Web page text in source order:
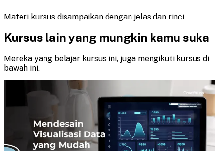
Materi kursus disampaikan dengan jelas dan rinci.
Kursus lain yang mungkin kamu suka
Mereka yang belajar kursus ini, juga mengikuti kursus di
bawah ini.